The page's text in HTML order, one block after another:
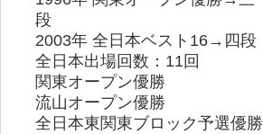
段
2003年 全日本ベスト16→四段
全日本出場回数：11回
関東オープン優勝
流山オープン優勝
全日本東関東ブロック予選優勝